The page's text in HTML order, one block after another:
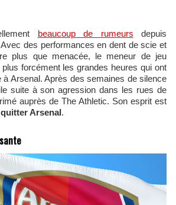
beaucoup de rumeurs depuis
des performances en dent de scie et
plus que menacée, le meneur de jeu
forcément les grandes heures qui ont
à Arsenal. Après des semaines de silence
suite à son agression dans les rues de
auprès de The Athletic. Son esprit est
Arsenal.